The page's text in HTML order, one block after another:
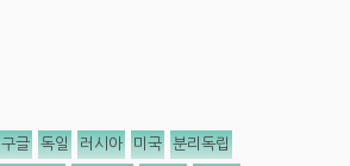
구글 독일 러시아 미국 분리독립